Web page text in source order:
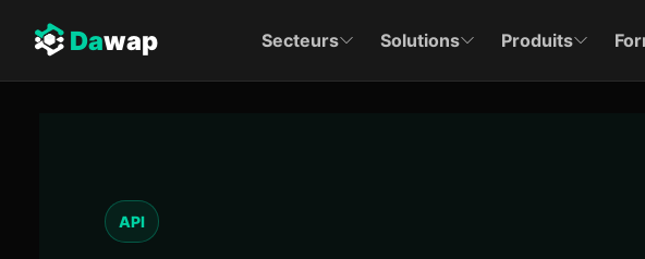
Dawap Secteurs Solutions Produits
API